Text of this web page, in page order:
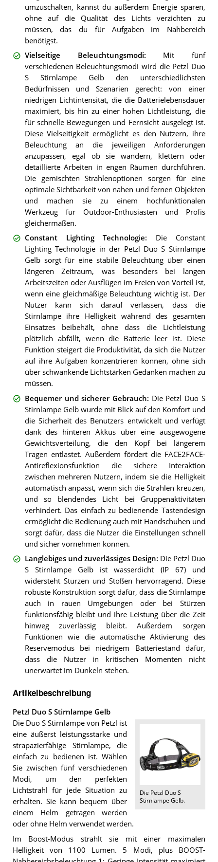
umzuschalten, kannst du außerdem Energie sparen,
ohne auf die Qualität des Lichts verzichten zu
müssen, das du für Aufgaben im Nahbereich
benötigst.
Vielseitige Beleuchtungsmodi: Mit fünf
verschiedenen Beleuchtungsmodi wird die Petzl Duo
S Stirnlampe Gelb den unterschiedlichsten
Bedürfnissen und Szenarien gerecht: von einer
niedrigen Lichtintensität, die die Batterielebensdauer
maximiert, bis hin zu einer hohen Lichtleistung, die
für schnelle Bewegungen und Fernsicht ausgelegt ist.
Diese Vielseitigkeit ermöglicht es den Nutzern, ihre
Beleuchtung an die jeweiligen Anforderungen
anzupassen, egal ob sie wandern, klettern oder
detaillierte Arbeiten in engen Räumen durchführen.
Die gemischten Strahlenoptionen sorgen für eine
optimale Sichtbarkeit von nahen und fernen Objekten
und machen sie zu einem hochfunktionalen
Werkzeug für Outdoor-Enthusiasten und Profis
gleichermaßen.
Constant Lighting Technologie: Die Constant
Lighting Technologie in der Petzl Duo S Stirnlampe
Gelb sorgt für eine stabile Beleuchtung über einen
längeren Zeitraum, was besonders bei langen
Arbeitszeiten oder Ausflügen im Freien von Vorteil ist,
wenn eine gleichmäßige Beleuchtung wichtig ist. Der
Nutzer kann sich darauf verlassen, dass die
Stirnlampe ihre Helligkeit während des gesamten
Einsatzes beibehält, ohne dass die Lichtleistung
plötzlich abfällt, wenn die Batterie leer ist. Diese
Funktion steigert die Produktivität, da sich die Nutzer
auf ihre Aufgaben konzentrieren können, ohne sich
über schwankende Lichtstärken Gedanken machen zu
müssen.
Bequemer und sicherer Gebrauch: Die Petzl Duo S
Stirnlampe Gelb wurde mit Blick auf den Komfort und
die Sicherheit des Benutzers entwickelt und verfügt
dank des hinteren Akkus über eine ausgewogene
Gewichtsverteilung, die den Kopf bei längerem
Tragen entlastet. Außerdem fördert die FACE2FACE-
Antireflexionsfunktion die sichere Interaktion
zwischen mehreren Nutzern, indem sie die Helligkeit
automatisch anpasst, wenn sich die Strahlen kreuzen,
und so blendendes Licht bei Gruppenaktivitäten
verhindert. Das einfach zu bedienende Tastendesign
ermöglicht die Bedienung auch mit Handschuhen und
sorgt dafür, dass die Nutzer die Einstellungen schnell
und sicher vornehmen können.
Langlebiges und zuverlässiges Design: Die Petzl Duo
S Stirnlampe Gelb ist wasserdicht (IP 67) und
widersteht Stürzen und Stößen hervorragend. Diese
robuste Konstruktion sorgt dafür, dass die Stirnlampe
auch in rauen Umgebungen oder bei Stürzen
funktionsfähig bleibt und ihre Leistung über die Zeit
hinweg zuverlässig bleibt. Außerdem sorgen
Funktionen wie die automatische Aktivierung des
Reservemodus bei niedrigem Batteriestand dafür,
dass die Nutzer in kritischen Momenten nicht
unerwartet im Dunkeln stehen.
Artikelbeschreibung
Petzl Duo S Stirnlampe Gelb
Die Petzl Duo S
Stirnlampe Gelb.
Die Duo S Stirnlampe von Petzl ist
eine äußerst leistungsstarke und
strapazierfähige Stirnlampe, die
einfach zu bedienen ist. Wählen
Sie zwischen fünf verschiedenen
Modi, um den perfekten
Lichtstrahl für jede Situation zu
erhalten. Sie kann bequem über
einem Helm getragen werden
oder ohne Helm verwendet werden.
Im Boost-Modus strahlt sie mit einer maximalen
Helligkeit von 1100 Lumen. 5 Modi, plus BOOST-